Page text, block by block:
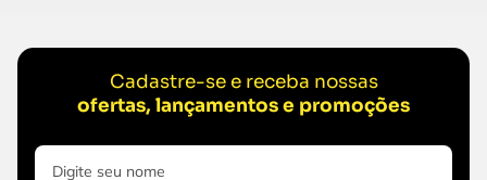
Cadastre-se e receba nossas
ofertas, lançamentos e promoções